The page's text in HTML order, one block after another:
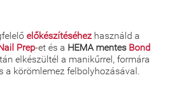
előkészítéséhez használd a
Prep-et és a HEMA mentes Bond
elkészültél a manikűrrel, formára
a körömlemez felbolyhozásával.